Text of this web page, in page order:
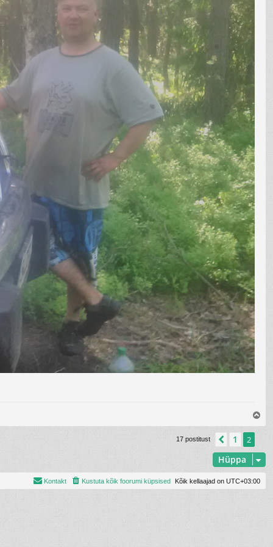
l
17 postitust Eelmine
1 2
Hüppa
Kõik kellaajad on UTC+03:00
Kustuta kõik foorumi küpsised
Kontakt